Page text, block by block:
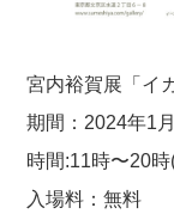
宮内裕賀展「イ
期間：2024年1
時間:11時〜20
入場料：無料